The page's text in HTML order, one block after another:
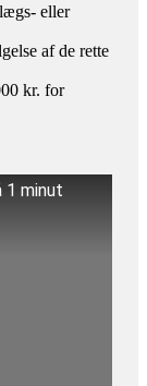
eller
af de rette
kr. for
minut